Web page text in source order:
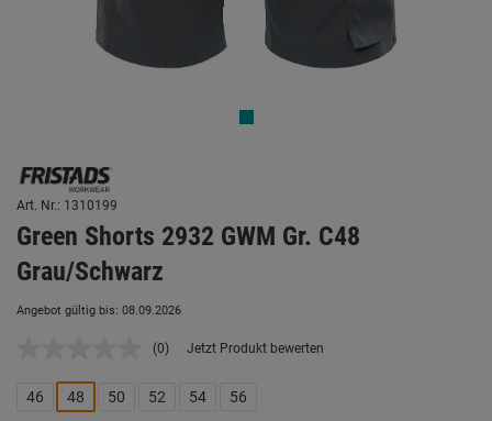
Art. Nr.: 1310199
Green Shorts 2932 GWM Gr. C48
Grau/Schwarz
Angebot gültig bis: 08.09.2026
Kein
Link
auf
(0) Jetzt Produkt bewerten
46 48 50 52 54 56